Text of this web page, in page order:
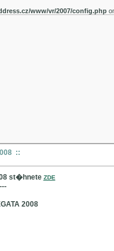
www/vr/2007/config.php
::
st�hnete ZDE
2008